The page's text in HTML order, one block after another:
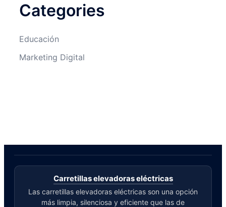
Categories
Educación
Marketing Digital
Carretillas elevadoras eléctricas
Las carretillas elevadoras eléctricas son una opción
más limpia, silenciosa y eficiente que las de